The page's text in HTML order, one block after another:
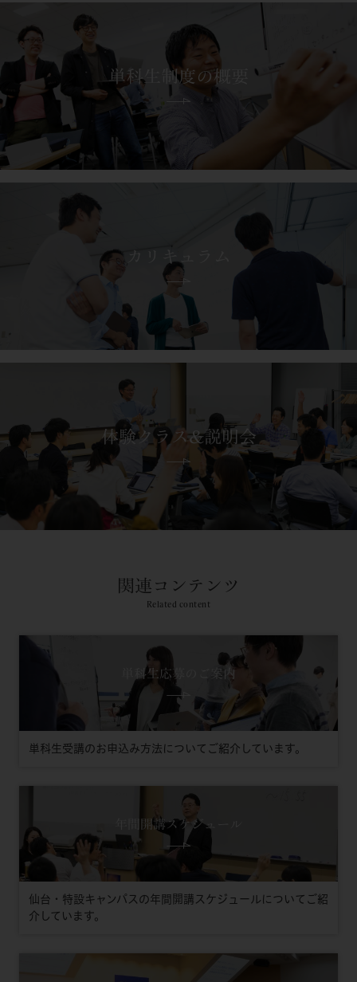
単科生制度の概要
カリキュラム
体験クラス&説明会
関連コンテンツ
Related content
単科生応募のご案内
単科生受講のお申込み方法についてご紹介しています。
年間開講スケジュール
仙台・特設キャンパスの年間開講スケジュールについてご紹
介しています。